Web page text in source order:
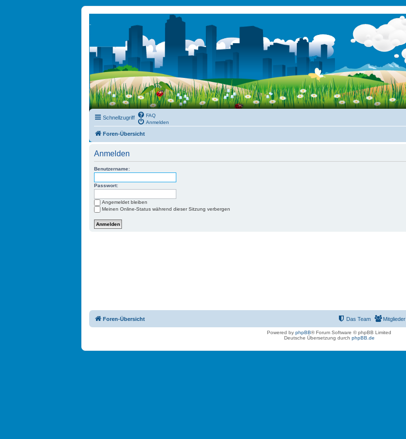
Schnellzugriff
FAQ
Anmelden
Foren-Übersicht
Anmelden
Benutzername:
Passwort:
Angemeldet bleiben
Meinen Online-Status während dieser Sitzung verbergen
Foren-Übersicht Mitglieder
Das Team
Powered by phpBB® Forum Software © phpBB Limited
Deutsche Übersetzung durch phpBB.de